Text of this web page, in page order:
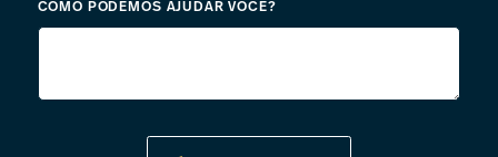
COMO PODEMOS AJUDAR VOCÊ?